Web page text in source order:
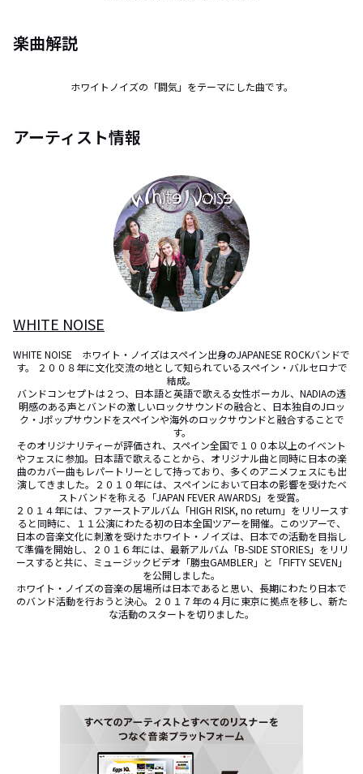
楽曲解説
ホワイトノイズの「闘気」をテーマにした曲です。
アーティスト情報
WHITE NOISE
WHITE NOISE　ホワイト・ノイズはスペイン出身のJAPANESE ROCKバンドで
す。 ２００８年に文化交流の地として知られているスペイン・バルセロナで
結成。
バンドコンセプトは２つ、日本語と英語で歌える女性ボーカル、NADIAの透
明感のある声とバンドの激しいロックサウンドの融合と、日本独自のJロッ
ク・Jポップサウンドをスペインや海外のロックサウンドと融合することで
す。
そのオリジナリティーが評価され、スペイン全国で１００本以上のイベント
やフェスに参加。日本語で歌えることから、オリジナル曲と同時に日本の楽
曲のカバー曲もレパートリーとして持っており、多くのアニメフェスにも出
演してきました。２０１０年には、スペインにおいて日本の影響を受けたベ
ストバンドを称える「JAPAN FEVER AWARDS」を受賞。
２０１４年には、ファーストアルバム「HIGH RISK, no return」をリリースす
ると同時に、１１公演にわたる初の日本全国ツアーを開催。このツアーで、
日本の音楽文化に刺激を受けたホワイト・ノイズは、日本での活動を目指し
て準備を開始し、２０１６年には、最新アルバム「B-SIDE STORIES」をリリ
ースすると共に、ミュージックビデオ「勝虫GAMBLER」と「FIFTY SEVEN」
を公開しました。
ホワイト・ノイズの音楽の居場所は日本であると思い、長期にわたり日本で
のバンド活動を行おうと決心。２０１７年の４月に東京に拠点を移し、新た
な活動のスタートを切りました。